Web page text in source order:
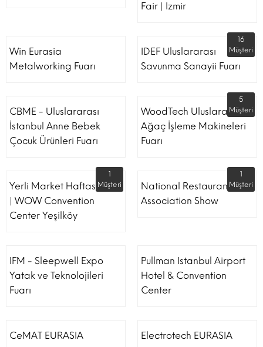
Fair | Izmir
Win Eurasia
Metalworking Fuarı
IDEF Uluslararası
Savunma Sanayii Fuarı
16
Müşteri
CBME - Uluslararası
İstanbul Anne Bebek
Çocuk Ürünleri Fuarı
WoodTech Uluslararası
Ağaç İşleme Makineleri
Fuarı
5
Müşteri
Yerli Market Haftası Fuarı
| WOW Convention
Center Yeşilköy
1
Müşteri
National Restaurant
Association Show
1
Müşteri
IFM - Sleepwell Expo
Yatak ve Teknolojileri
Fuarı
Pullman Istanbul Airport
Hotel & Convention
Center
CeMAT EURASIA Electrotech EURASIA